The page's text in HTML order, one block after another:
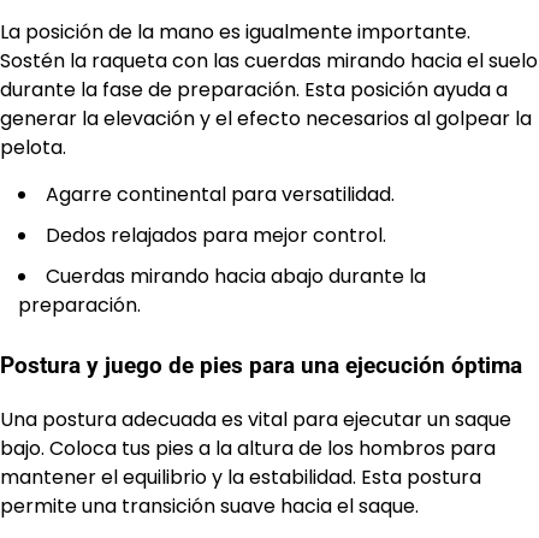
La posición de la mano es igualmente importante.
Sostén la raqueta con las cuerdas mirando hacia el suelo
durante la fase de preparación. Esta posición ayuda a
generar la elevación y el efecto necesarios al golpear la
pelota.
Agarre continental para versatilidad.
Dedos relajados para mejor control.
Cuerdas mirando hacia abajo durante la
preparación.
Postura y juego de pies para una ejecución óptima
Una postura adecuada es vital para ejecutar un saque
bajo. Coloca tus pies a la altura de los hombros para
mantener el equilibrio y la estabilidad. Esta postura
permite una transición suave hacia el saque.